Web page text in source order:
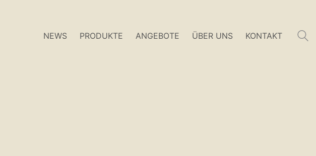
NEWS PRODUKTE ANGEBOTE ÜBER UNS KONTAKT